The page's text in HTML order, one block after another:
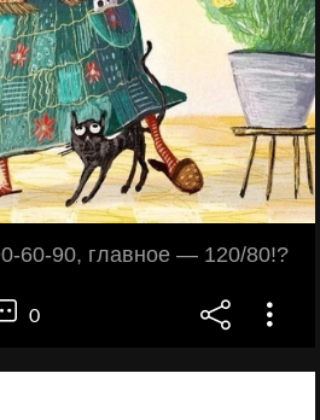
60-90, главное — 120/80!?
0